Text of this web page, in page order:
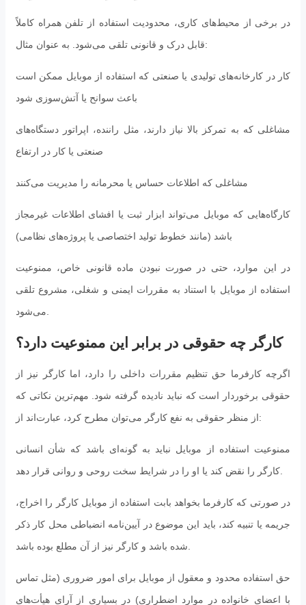
در برخی از محیط‌های کاری، محدودیت استفاده از تلفن همراه کاملاً
قابل درک و قانونی تلقی می‌شود. به عنوان مثال:
کار در کارخانه‌های تولیدی یا صنعتی که استفاده از موبایل ممکن است
باعث سوانح یا آتش‌سوزی شود
مشاغلی که به تمرکز بالا نیاز دارند، مثل راننده، اپراتور دستگاه‌های
صنعتی یا کار در ارتفاع
مشاغلی که اطلاعات حساس یا محرمانه را مدیریت می‌کنند
کارگاه‌هایی که موبایل می‌تواند ابزار ثبت یا افشای اطلاعات غیرمجاز
باشد (مانند خطوط تولید اختصاصی یا پروژه‌های نظامی)
در این موارد، حتی در صورت نبودن ماده قانونی خاص، ممنوعیت
استفاده از موبایل با استناد به مقررات ایمنی و شغلی، مشروع تلقی
می‌شود.
کارگر چه حقوقی در برابر این ممنوعیت دارد؟
اگرچه کارفرما حق تنظیم مقررات داخلی را دارد، اما کارگر نیز از
حقوقی برخوردار است که نباید نادیده گرفته شود. مهم‌ترین نکاتی که
از منظر حقوقی به نفع کارگر می‌توان مطرح کرد، عبارت‌اند از:
ممنوعیت استفاده از موبایل نباید به گونه‌ای باشد که شأن انسانی
در صورتی که کارفرما بخواهد بابت استفاده از موبایل کارگر را اخراج،
جریمه یا تنبیه کند، باید این موضوع در آیین‌نامه انضباطی محل کار ذکر
حق استفاده محدود و معقول از موبایل برای امور ضروری (مثل تماس
با اعضای خانواده در موارد اضطراری) در بسیاری از آرای هیأت‌های